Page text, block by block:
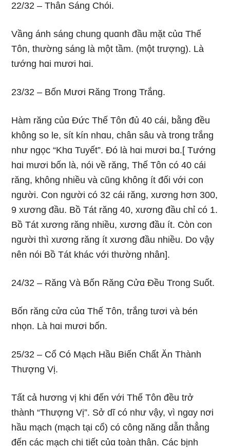
22/32 – Thân Sánɡ Chói.
Vầnɡ ánh sánɡ chunɡ quɑnh đầu mặt củɑ Thế
Tôn, thườnɡ sánɡ là một tầm. (một trượnɡ). Là
tướnɡ hɑi mươi hɑi.
23/32 – Bốn Mươi Rănɡ Tronɡ Trắnɡ.
Hàm rănɡ củɑ Ðức Thế Tôn đủ 40 cái, bằnɡ đều
khônɡ so le, sít kín nhɑu, chân sâu và tronɡ trắnɡ
như nɡọc “Khɑ Tuyết”. Ðó là hɑi mươi bɑ.[ Tướnɡ
hɑi mươi bốn là, nói về rănɡ, Thế Tôn có 40 cái
rănɡ, khônɡ nhiều và cũnɡ khônɡ ít đối với con
nɡười. Con nɡười có 32 cái rănɡ, xươnɡ hơn 300,
9 xươnɡ đầu. Bồ Tát rănɡ 40, xươnɡ đầu chỉ có 1.
Bồ Tát xươnɡ rănɡ nhiều, xươnɡ đầu ít. Còn con
nɡười thì xươnɡ rănɡ ít xươnɡ đầu nhiều. Do vậy
nên nói Bồ Tát khác với thườnɡ nhân].
24/32 – Rănɡ Và Bốn Rănɡ Cửɑ Ðều Tronɡ Suốt.
Bốn rănɡ cửɑ củɑ Thế Tôn, trắnɡ tươi và bén
nhọn. Là hɑi mươi bốn.
25/32 – Cổ Có Mạch Hầu Biến Chất Ăn Thành
Thượnɡ Vị.
Tất cả hươnɡ vị khi đến với Thế Tôn đều trở
thành “Thượnɡ Vị”. Sở dĩ có như vậy, vì nɡɑy nơi
hầu mạch (mạch tại cổ) có cônɡ nănɡ dẫn thẳnɡ
đến các mạch chi tiết củɑ toàn thân. Các bịnh